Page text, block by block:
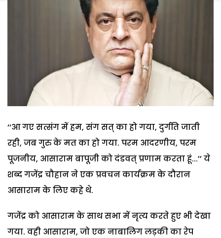
‘‘आ गए सत्संग में हम, संग सत् का हो गया, दुर्गति जाती
रही, जब गुरु के मत का हो गया. परम आदरणीय, परम
पूजनीय, आसाराम बापूजी को दंडवत् प्रणाम करता हूं...’’ ये
शब्द गजेंद्र चौहान ने एक प्रवचन कार्यक्रम के दौरान
आसाराम के लिए कहे थे.
गजेंद्र को आसाराम के साथ सभा में नृत्य करते हुए भी देखा
गया. वही आसाराम, जो एक नाबालिग लड़की का रेप